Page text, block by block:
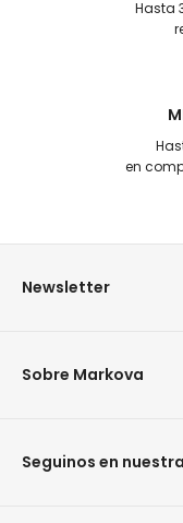
Hasta
en
Newsletter
Sobre Markova
Seguinos en